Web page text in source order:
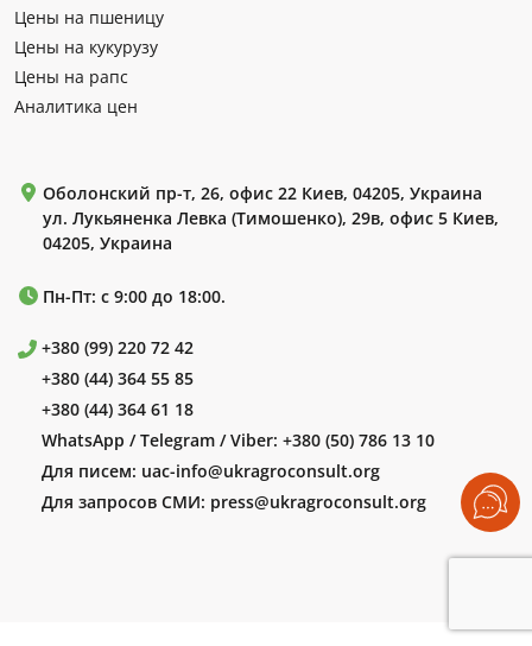
Цены на пшеницу
Цены на кукурузу
Цены на рапс
Аналитика цен
Оболонский пр-т, 26, офис 22 Киев, 04205, Украина
ул. Лукьяненка Левка (Тимошенко), 29в, офис 5 Киев,
04205, Украина
Пн-Пт: с 9:00 до 18:00.
+380 (99) 220 72 42
+380 (44) 364 55 85
+380 (44) 364 61 18
WhatsApp / Telegram / Viber: +380 (50) 786 13 10
Для писем: uac-info@ukragroconsult.org
Для запросов СМИ: press@ukragroconsult.org